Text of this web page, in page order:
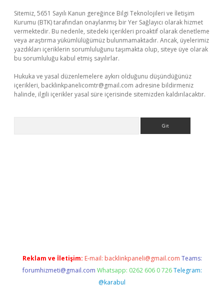
Sitemiz, 5651 Sayılı Kanun gereğince Bilgi Teknolojileri ve İletişim
Kurumu (BTK) tarafından onaylanmış bir Yer Sağlayıcı olarak hizmet
vermektedir. Bu nedenle, sitedeki içerikleri proaktif olarak denetleme
veya araştırma yükümlülüğümüz bulunmamaktadır. Ancak, üyelerimiz
yazdıkları içeriklerin sorumluluğunu taşımakta olup, siteye üye olarak
bu sorumluluğu kabul etmiş sayılırlar.
Hukuka ve yasal düzenlemelere aykırı olduğunu düşündüğünüz
içerikleri, backlinkpanelicomtr@gmail.com adresine bildirmeniz
halinde, ilgili içerikler yasal süre içerisinde sitemizden kaldırılacaktır.
Reklam ve İletişim: E-mail: backlinkpaneli@gmail.com Teams:
forumhizmeti@gmail.com Whatsapp: 0262 606 0 726 Telegram:
@karabul